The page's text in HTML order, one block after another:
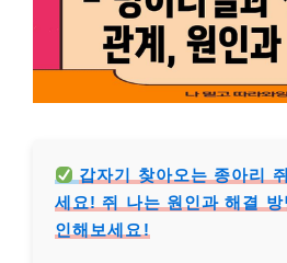
갑자기 찾아오는 종아리
세요! 쥐 나는 원인과 해결
인해보세요!